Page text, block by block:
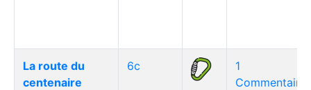
La route du
centenaire
6c
1